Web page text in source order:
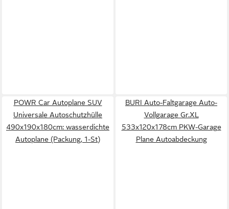
POWR Car Autoplane SUV
Universale Autoschutzhülle
490x190x180cm: wasserdichte
Autoplane (Packung, 1-St)
BURI Auto-Faltgarage Auto-
Vollgarage Gr.XL
533x120x178cm PKW-Garage
Plane Autoabdeckung